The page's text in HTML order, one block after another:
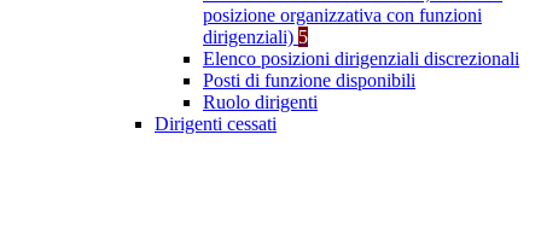
posizione organizzativa con funzioni
dirigenziali) 5
Elenco posizioni dirigenziali discrezionali
Posti di funzione disponibili
Ruolo dirigenti
Dirigenti cessati